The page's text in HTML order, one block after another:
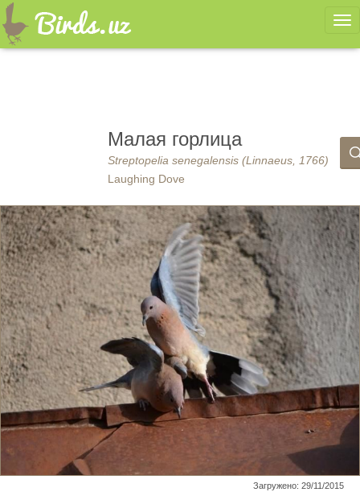
Малая горлица
Streptopelia senegalensis (Linnaeus, 1766)
Laughing Dove
Загружено: 29/11/2015